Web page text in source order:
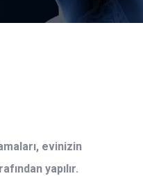
evinizin
yapılır.